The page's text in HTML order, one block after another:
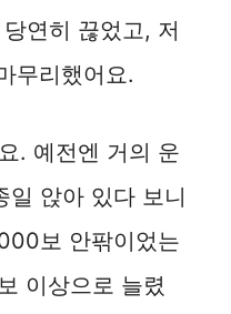
연히 끊었고, 저
무리했어요.
. 예전엔 거의 운
일 앉아 있다 보니
보 안팎이었는
이상으로 늘렸